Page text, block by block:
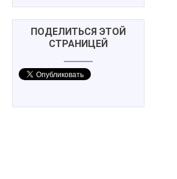
ПОДЕЛИТЬСЯ ЭТОЙ
СТРАНИЦЕЙ